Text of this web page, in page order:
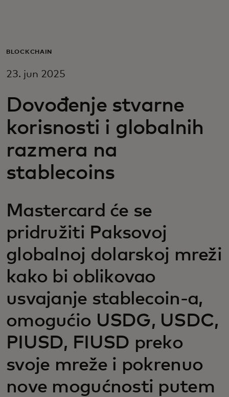
Za biznis
Za inovatore
Novosti i trendovi
BLOCKCHAIN
23. jun 2025
Dovođenje stvarne
korisnosti i globalnih
razmera na
stablecoins
Mastercard će se
pridružiti Paksovoj
globalnoj dolarskoj mreži
kako bi oblikovao
usvajanje stablecoin-a,
omogućio USDG, USDC,
PIUSD, FIUSD preko
svoje mreže i pokrenuo
nove mogućnosti putem